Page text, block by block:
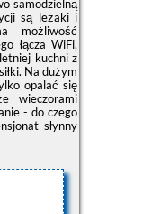
samodzielną
są leżaki i
możliwość
łącza WiFi,
kuchni z
Na dużym
opalać się
wieczorami
- do czego
słynny